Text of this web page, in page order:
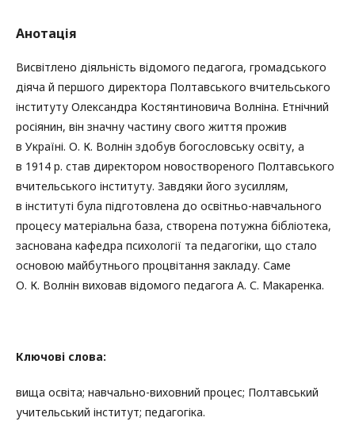
Анотація
Висвітлено діяльність відомого педагога, громадського
діяча й першого директора Полтавського вчительського
інституту Олександра Костянтиновича Волніна. Етнічний
росіянин, він значну частину свого життя прожив
в Україні. О. К. Волнін здобув богословську освіту, а
в 1914 р. став директором новоствореного Полтавського
вчительського інституту. Завдяки його зусиллям,
в інституті була підготовлена до освітньо-навчального
процесу матеріальна база, створена потужна бібліотека,
заснована кафедра психології та педагогіки, що стало
основою майбутнього процвітання закладу. Саме
О. К. Волнін виховав відомого педагога А. С. Макаренка.
Ключові слова:
вища освіта; навчально-виховний процес; Полтавський
учительський інститут; педагогіка.